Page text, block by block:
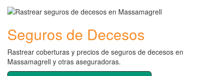
Seguros de Decesos
Rastrear coberturas y precios de seguros de decesos en
Massamagrell y otras aseguradoras.